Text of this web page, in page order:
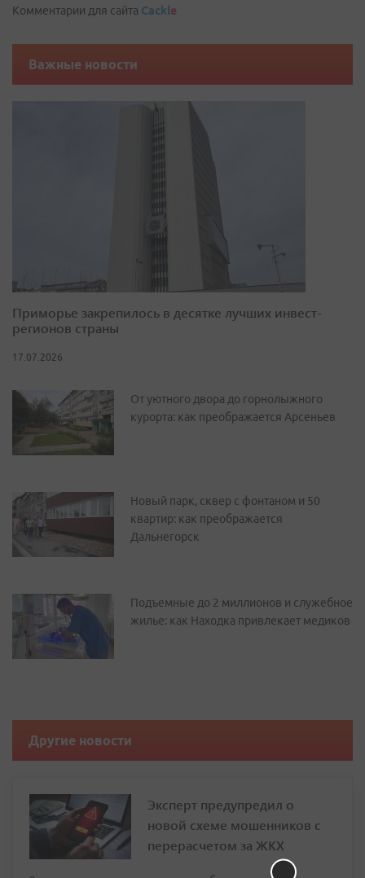
Комментарии для сайта Cackle
Важные новости
Приморье закрепилось в десятке лучших инвест-
регионов страны
17.07.2026
От уютного двора до горнолыжного
курорта: как преображается Арсеньев
Новый парк, сквер с фонтаном и 50
квартир: как преображается
Дальнегорск
Подъемные до 2 миллионов и служебное
жилье: как Находка привлекает медиков
Другие новости
Эксперт предупредил о
новой схеме мошенников с
перерасчетом за ЖКХ